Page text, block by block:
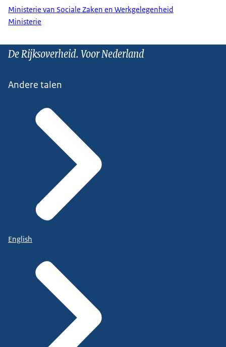
Ministerie van Sociale Zaken en Werkgelegenheid
Ministerie
De Rijksoverheid. Voor Nederland
Andere talen
English